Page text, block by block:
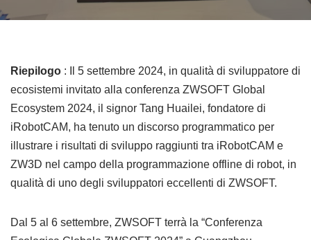
Riepilogo : Il 5 settembre 2024, in qualità di sviluppatore di
ecosistemi invitato alla conferenza ZWSOFT Global
Ecosystem 2024, il signor Tang Huailei, fondatore di
iRobotCAM, ha tenuto un discorso programmatico per
illustrare i risultati di sviluppo raggiunti tra iRobotCAM e
ZW3D nel campo della programmazione offline di robot, in
qualità di uno degli sviluppatori eccellenti di ZWSOFT.
Dal 5 al 6 settembre, ZWSOFT terrà la “Conferenza